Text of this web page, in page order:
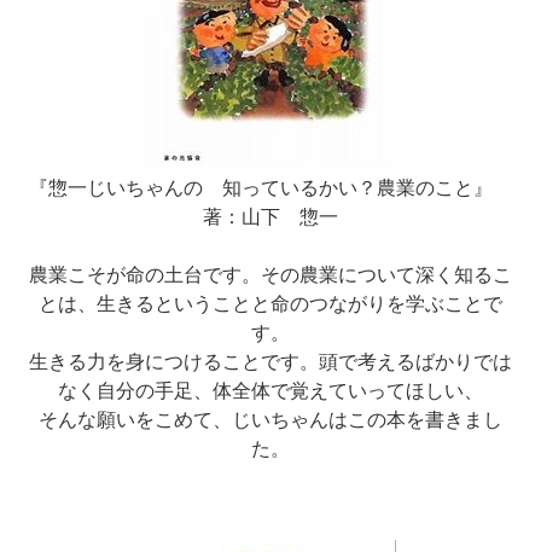
『惣一じいちゃんの 知っているかい？農業のこと』
著：山下 惣一
農業こそが命の土台です。その農業について深く知るこ
とは、生きるということと命のつながりを学ぶことで
す。
生きる力を身につけることです。頭で考えるばかりでは
なく自分の手足、体全体で覚えていってほしい、
そんな願いをこめて、じいちゃんはこの本を書きまし
た。